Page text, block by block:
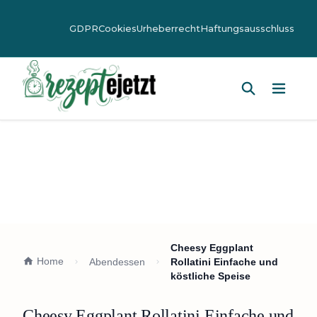
GDPRCookiesUrheberrechtHaftungsausschluss
Home Abendessen
Cheesy Eggplant
Rollatini Einfache und
köstliche Speise